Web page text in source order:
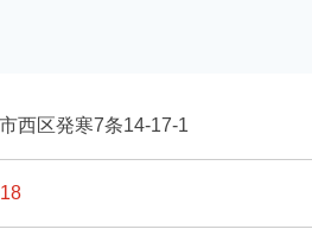
西区発寒7条14-17-1